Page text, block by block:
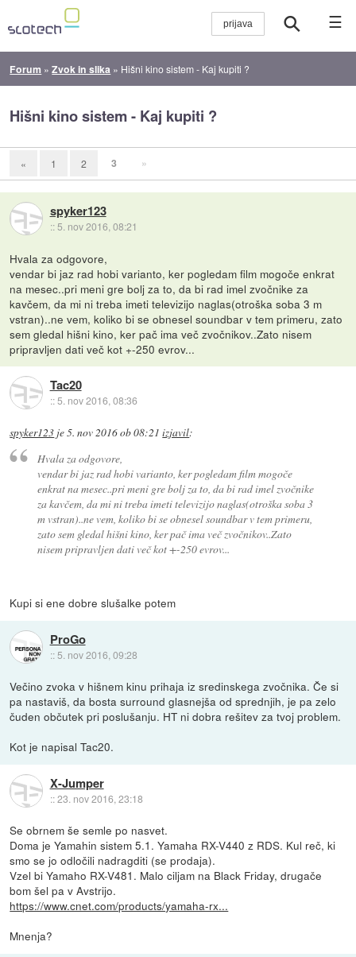
☰
Forum »Zvok in slika » Hišni kino sistem - Kaj kupiti ?
Hišni kino sistem - Kaj kupiti ?
« 1 2 3 »
spyker123
:: 5. nov 2016, 08:21
Hvala za odgovore,
vendar bi jaz rad hobi varianto, ker pogledam film mogoče enkrat
na mesec..pri meni gre bolj za to, da bi rad imel zvočnike za
kavčem, da mi ni treba imeti televizijo naglas(otroška soba 3 m
vstran)..ne vem, koliko bi se obnesel soundbar v tem primeru, zato
sem gledal hišni kino, ker pač ima več zvočnikov..Zato nisem
pripravljen dati več kot +-250 evrov...
Tac20
::5. nov 2016, 08:36
spyker123 je5. nov 2016 ob 08:21 izjavil:
Hvala za odgovore,
vendar bi jaz rad hobi varianto, ker pogledam film mogoče
enkrat na mesec..pri meni gre bolj za to, da bi rad imel zvočnike
za kavčem, da mi ni treba imeti televizijo naglas(otroška soba 3
m vstran)..ne vem, koliko bi se obnesel soundbar v tem primeru,
zato sem gledal hišni kino, ker pač ima več zvočnikov..Zato
nisem pripravljen dati več kot +-250 evrov...
Kupi si ene dobre slušalke potem
ProGo
:: 5. nov 2016, 09:28
Večino zvoka v hišnem kinu prihaja iz sredinskega zvočnika. Če si
pa nastaviš, da bosta surround glasnejša od sprednjih, je pa zelo
čuden občutek pri poslušanju. HT ni dobra rešitev za tvoj problem.
Kot je napisal Tac20.
X-Jumper
::23. nov 2016, 23:18
Se obrnem še semle po nasvet.
Doma je Yamahin sistem 5.1. Yamaha RX-V440 z RDS. Kul reč, ki
smo se jo odločili nadragditi (se prodaja).
Vzel bi Yamaho RX-V481. Malo ciljam na Black Friday, drugače
bom šel pa v Avstrijo.
https://www.cnet.com/products/yamaha-rx...
Mnenja?